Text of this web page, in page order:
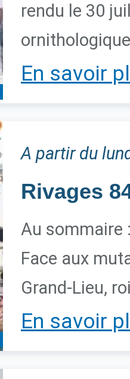
rendu le 30
En savoir
A partir du
Rivages
Au sommaire
Face aux
Grand-Lieu,
En savoir